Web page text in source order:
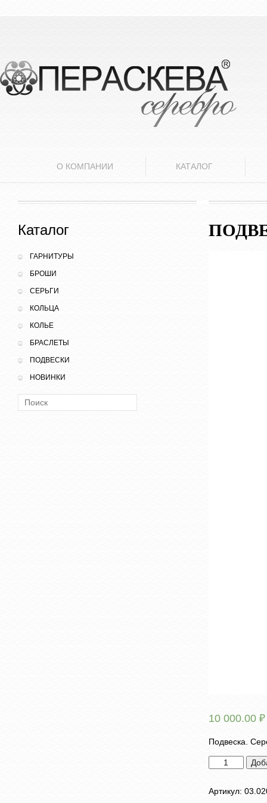
О КОМПАНИИ КАТАЛОГ
Каталог
ГАРНИТУРЫ
БРОШИ
СЕРЬГИ
КОЛЬЦА
КОЛЬЕ
БРАСЛЕТЫ
ПОДВЕСКИ
НОВИНКИ
Поиск:
10 000.00 ₽
Подвеска.
Количество
товара
"Заяц"
Артикул: